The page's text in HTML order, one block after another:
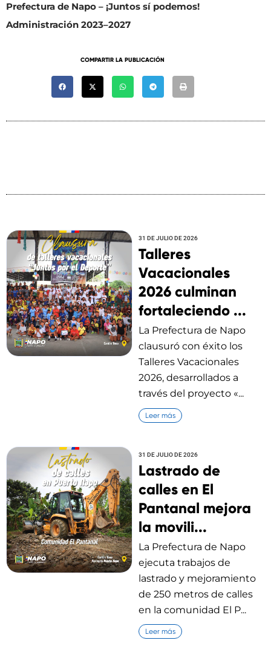
Prefectura de Napo – ¡Juntos sí podemos!
Administración 2023–2027
COMPARTIR LA PUBLICACIÓN
31 DE JULIO DE 2026
Talleres
Vacacionales
2026 culminan
fortaleciendo ...
La Prefectura de Napo
clausuró con éxito los
Talleres Vacacionales
2026, desarrollados a
través del proyecto «...
Leer más
31 DE JULIO DE 2026
Lastrado de
calles en El
Pantanal mejora
la movili...
La Prefectura de Napo
ejecuta trabajos de
lastrado y mejoramiento
de 250 metros de calles
en la comunidad El P...
Leer más